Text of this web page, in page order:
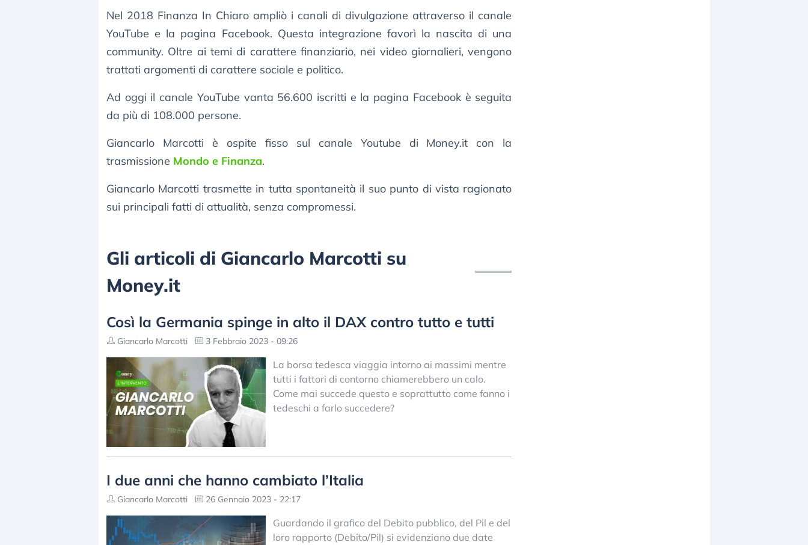
Nel 2018 Finanza In Chiaro ampliò i canali di divulgazione attraverso il canale
YouTube e la pagina Facebook. Questa integrazione favorì la nascita di una
community. Oltre ai temi di carattere finanziario, nei video giornalieri, vengono
trattati argomenti di carattere sociale e politico.
Ad oggi il canale YouTube vanta 56.600 iscritti e la pagina Facebook è seguita
da più di 108.000 persone.
Giancarlo Marcotti è ospite fisso sul canale Youtube di Money.it con la
trasmissione Mondo e Finanza.
Giancarlo Marcotti trasmette in tutta spontaneità il suo punto di vista ragionato
sui principali fatti di attualità, senza compromessi.
Gli articoli di Giancarlo Marcotti su
Money.it
Così la Germania spinge in alto il DAX contro tutto e tutti
Giancarlo Marcotti 3 Febbraio 2023 - 09:26
La borsa tedesca viaggia intorno ai massimi mentre
tutti i fattori di contorno chiamerebbero un calo.
Come mai succede questo e soprattutto come fanno i
tedeschi a farlo succedere?
I due anni che hanno cambiato l’Italia
Giancarlo Marcotti 26 Gennaio 2023 - 22:17
Guardando il grafico del Debito pubblico, del Pil e del
loro rapporto (Debito/Pil) si evidenziano due date